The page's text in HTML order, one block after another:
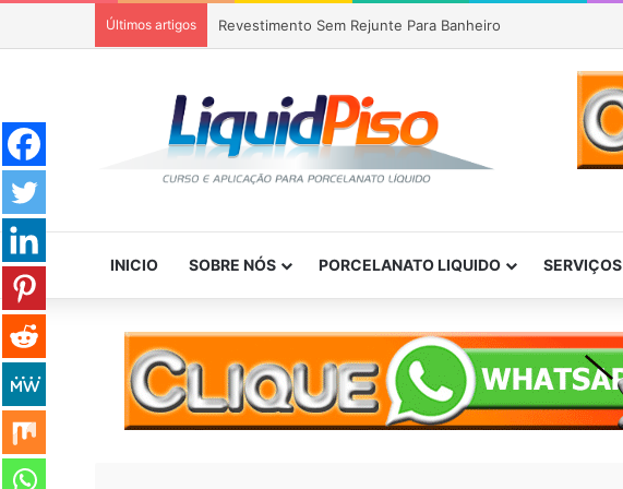
Últimos artigos Piso Epóxi em Banheiro Anália Franco SP
INICIO SOBRE NÓS PORCELANATO LIQUIDO SERVIÇOS